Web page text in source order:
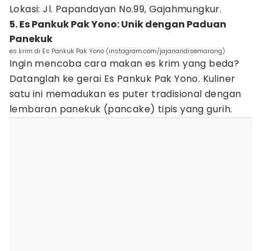
Lokasi: Jl. Papandayan No.99, Gajahmungkur.
5. Es Pankuk Pak Yono: Unik dengan Paduan
Panekuk
es krim di Es Pankuk Pak Yono (instagram.com/jajanandisemarang)
Ingin mencoba cara makan es krim yang beda?
Datanglah ke gerai Es Pankuk Pak Yono. Kuliner
satu ini memadukan es puter tradisional dengan
lembaran panekuk (pancake) tipis yang gurih.